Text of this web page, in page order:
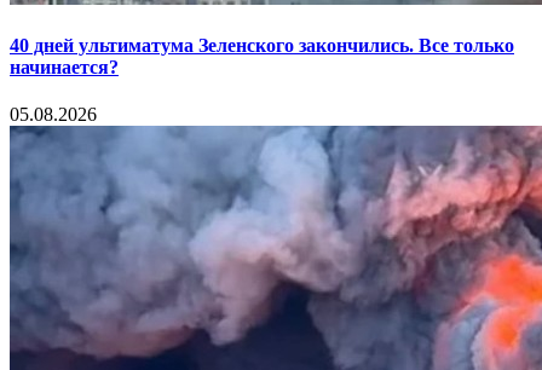
40 дней ультиматума Зеленского закончились. Все только
начинается?
05.08.2026